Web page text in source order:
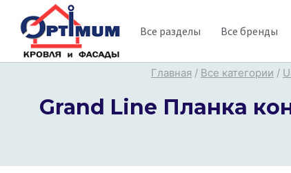
содержимому
Все разделы Все бренды
Главная / Все категории /
Grand Line Планка